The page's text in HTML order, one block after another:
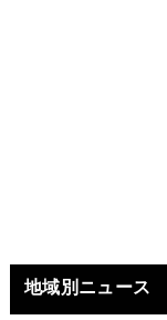
地域別ニュース